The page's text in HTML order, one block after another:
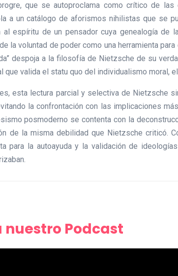
que se autoproclama como crítico de
a un catálogo de aforismos nihilistas que se
al espíritu de un pensador cuya genealogía
la voluntad de poder como una herramienta
despoja a la filosofía de Nietzsche de su
que valida el statu quo del individualismo moral,
esta lectura parcial y selectiva de Nietzsche
la confrontación con las implicaciones
posmoderno se contenta con la
de la misma debilidad que Nietzsche criticó.
para la autoayuda y la validación de
nuestro Podcast